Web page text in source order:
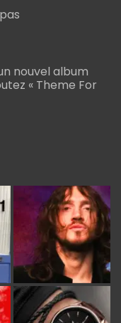
nouvel album
« Theme For